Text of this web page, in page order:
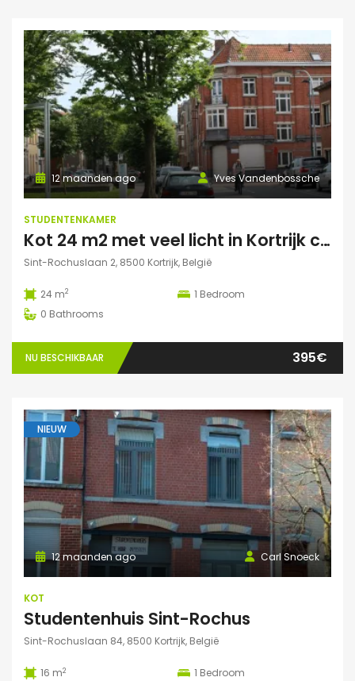
Yves Vandenbossche
12 maanden ago
STUDENTENKAMER
Kot 24 m2 met veel licht in Kortrijk centraal gelegen.
Sint-Rochuslaan 2, 8500 Kortrijk, België
24 m2 1 Bedroom
0 Bathrooms
NU BESCHIKBAAR 395€
NIEUW
Carl Snoeck
12 maanden ago
KOT
Studentenhuis Sint-Rochus
Sint-Rochuslaan 84, 8500 Kortrijk, België
16 m2 1 Bedroom